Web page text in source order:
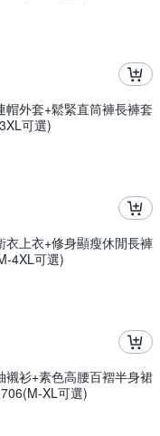
帽外套+鬆緊直筒褲長褲套
可選)
衣上衣+修身顯瘦休閒長褲
4XL可選)
襯衫+素色高腰百褶半身裙
XL可選)